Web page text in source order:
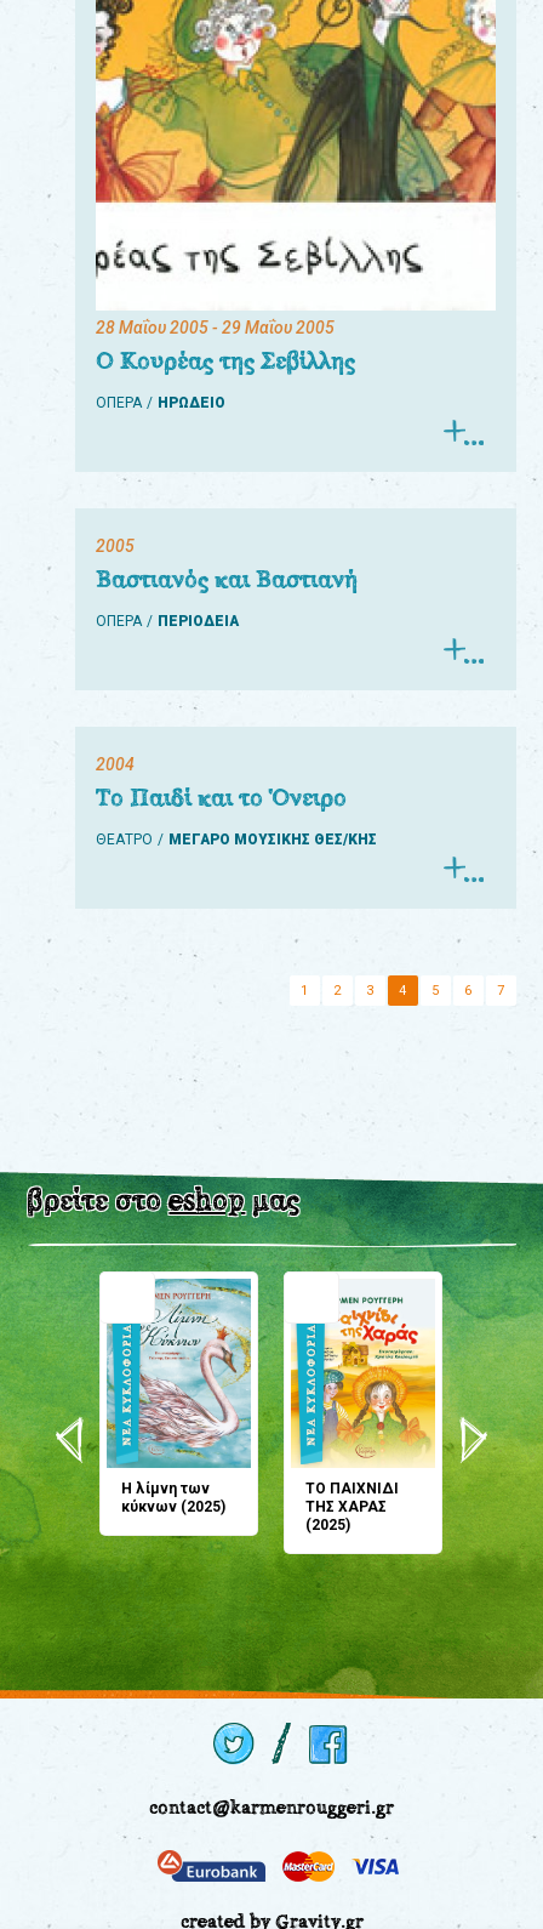
28 Μαΐου 2005- 29 Μαΐου 2005
Ο Κουρέας της Σεβίλλης
ΟΠΕΡΑ ΗΡΩΔΕΙΟ
2005
Βαστιανός και Βαστιανή
ΟΠΕΡΑ ΠΕΡΙΟΔΕΙΑ
2004
Το Παιδί και το Όνειρο
ΘΕΑΤΡΟ ΜΕΓΑΡΟ ΜΟΥΣΙΚΗΣ ΘΕΣ/ΚΗΣ
1 2 3 4 5 6 7
βρείτε στοeshopμας
Η λίμνη των
κύκνων (2025)
ΤΟ ΠΑΙΧΝΙΔΙ
ΤΗΣ ΧΑΡΑΣ
(2025)
μου;
(2024)
contact@karmenrouggeri.gr
created by Gravity.gr